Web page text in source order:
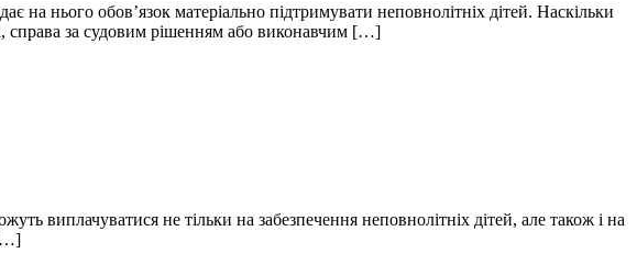
на нього обов’язок матеріально підтримувати неповнолітніх дітей. Наскільки
справа за судовим рішенням або виконавчим […]
виплачуватися не тільки на забезпечення неповнолітніх дітей, але також і на
[…]